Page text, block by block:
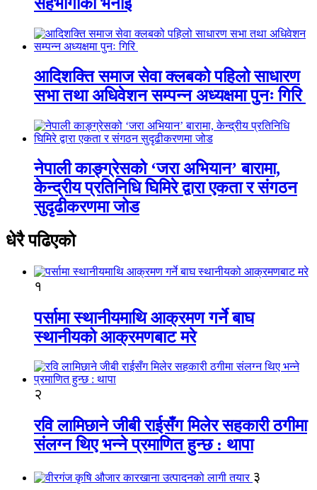
आदिशक्ति समाज सेवा क्लबको पहिलो साधारण
सभा तथा अधिवेशन सम्पन्न अध्यक्षमा पुनः गिरि
नेपाली काङ्ग्रेसको ‘जरा अभियान’ बारामा,
केन्द्रीय प्रतिनिधि घिमिरे द्वारा एकता र संगठन
सुदृढीकरणमा जोड
धेरै पढिएको
१
पर्सामा स्थानीयमाथि आक्रमण गर्ने बाघ
स्थानीयको आक्रमणबाट मरे
२
रवि लामिछाने जीबी राईसँग मिलेर सहकारी ठगीमा
संलग्न थिए भन्ने प्रमाणित हुन्छ : थापा
३